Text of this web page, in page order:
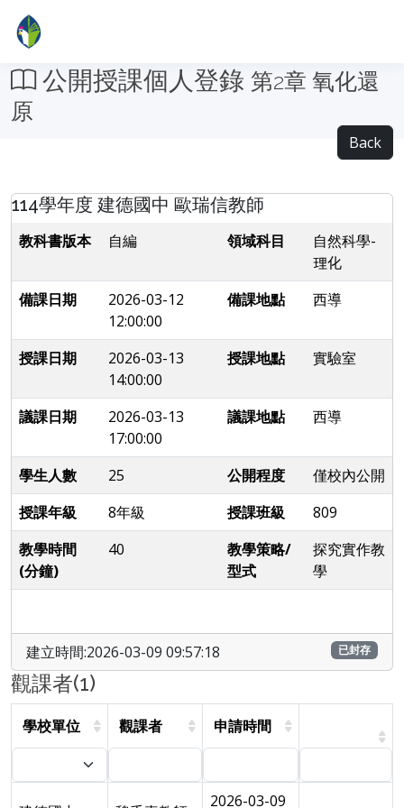
公開授課個人登錄 第2章 氧化還
原
Back
114學年度 建德國中 歐瑞信教師
教科書版本 自編 領域科目
自然科學-
理化
備課日期
2026-03-12
12:00:00
備課地點 西導
授課日期
2026-03-13
14:00:00
授課地點 實驗室
議課日期
2026-03-13
17:00:00
議課地點 西導
學生人數 25 公開程度
僅校內公開
授課年級
8年級 授課班級
809
教學時間
(分鐘)
40
教學策略/
型式
探究實作教
學
建立時間:2026-03-09 09:57:18 已封存
觀課者(1)
學校單位 觀課者 申請時間
2026-03-09